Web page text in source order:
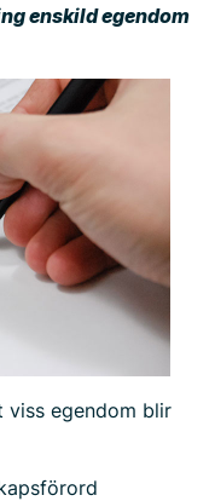
enskild egendom
egendom blir